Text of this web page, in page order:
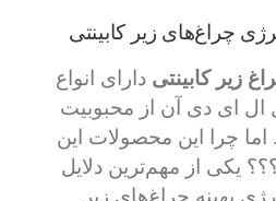
چراغ‌های زیر کابینتی
زیر کابینتی دارای انواع
ای دی آن از محبوبیت
اما چرا این محصولات این
یکی از مهم‌ترین دلایل